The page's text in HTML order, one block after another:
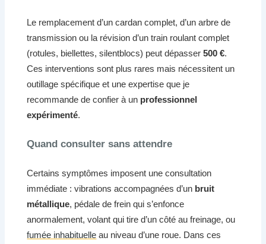
Le remplacement d’un cardan complet, d’un arbre de
transmission ou la révision d’un train roulant complet
(rotules, biellettes, silentblocs) peut dépasser500 €.
Ces interventions sont plus rares mais nécessitent un
outillage spécifique et une expertise que je
recommande de confier à un professionnel
expérimenté.
Quand consulter sans attendre
Certains symptômes imposent une consultation
immédiate : vibrations accompagnées d’un bruit
métallique, pédale de frein qui s’enfonce
anormalement, volant qui tire d’un côté au freinage, ou
fumée inhabituelle au niveau d’une roue. Dans ces